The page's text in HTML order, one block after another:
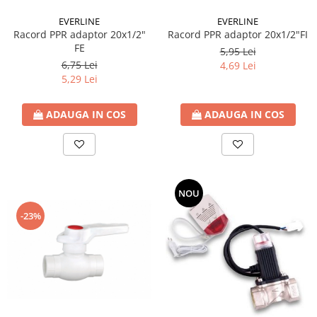
EVERLINE
Racord PPR adaptor 20x1/2"
FE
6,75 Lei
5,29 Lei
ADAUGA IN COS
EVERLINE
Racord PPR adaptor 20x1/2"FI
5,95 Lei
4,69 Lei
ADAUGA IN COS
-23%
NOU